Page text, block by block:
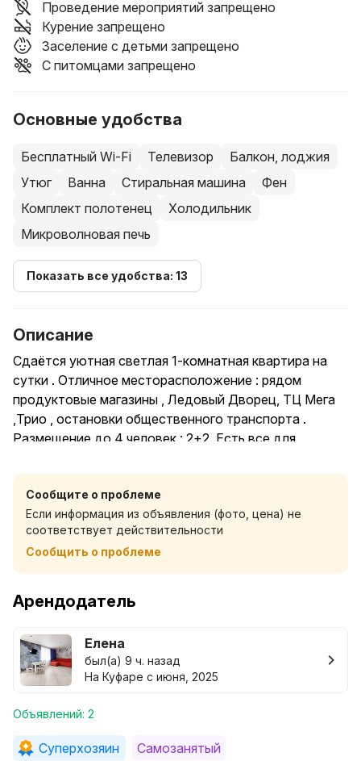
Проведение мероприятий запрещено
Курение запрещено
Заселение с детьми запрещено
С питомцами запрещено
Основные удобства
Бесплатный Wi-Fi Телевизор
Балкон, лоджия
Утюг
Ванна Стиральная машина
Фен
Комплект полотенец
Холодильник
Микроволновая печь
Показать все удобства: 13
Описание
Сдаётся уютная светлая 1-комнатная квартира на
сутки . Отличное месторасположение : рядом
продуктовые магазины , Ледовый Дворец, ТЦ Мега
,Трио , остановки общественного транспорта .
Размещение до 4 человек : 2+2. Есть все для
холодильник , микроволновая печь , электрочайник ,
стиральная машина, утюг , гладильная доска , фен . В
наличии чистые и свежие постельные
принадлежности , ванные принадлежности,. На
кухне имеется вся посуда , чай , кофе . Быстрое
заселение . Отчетные документы , наличный и
безналичный расчет . Возможно раннее
бронирование .
Сообщите о проблеме
Если информация из объявления (фото, цена) не
соответствует действительности
Сообщить о проблеме
Арендодатель
Елена
был(а) 9 ч. назад
На Куфаре с июня, 2025
Объявлений: 2
Суперхозяин Самозанятый